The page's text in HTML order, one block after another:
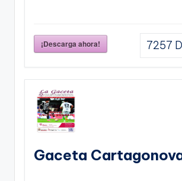
¡Descarga ahora! 7257
Gaceta